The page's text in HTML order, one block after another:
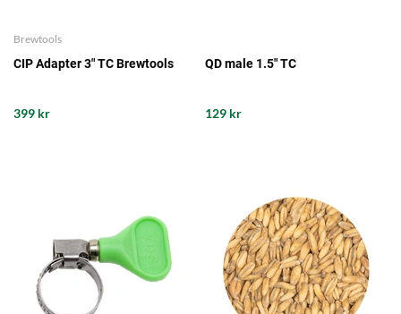
Brewtools
CIP Adapter 3" TC Brewtools
399 kr
QD male 1.5" TC
129 kr